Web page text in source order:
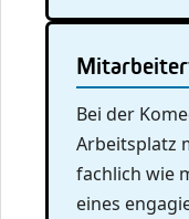
Bei der
Arbeitsplatz
fachlich wie
eines